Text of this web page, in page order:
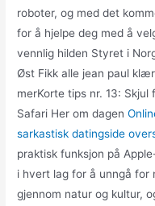
roboter, og med det
for å hjelpe deg med å
vennlig hilden Styret i
Øst Fikk alle jean paul
merKorte tips nr. 13:
Safari Her om dagen
sarkastisk datingside
praktisk funksjon på
i hvert lag for å unngå for
gjennom natur og kultur,